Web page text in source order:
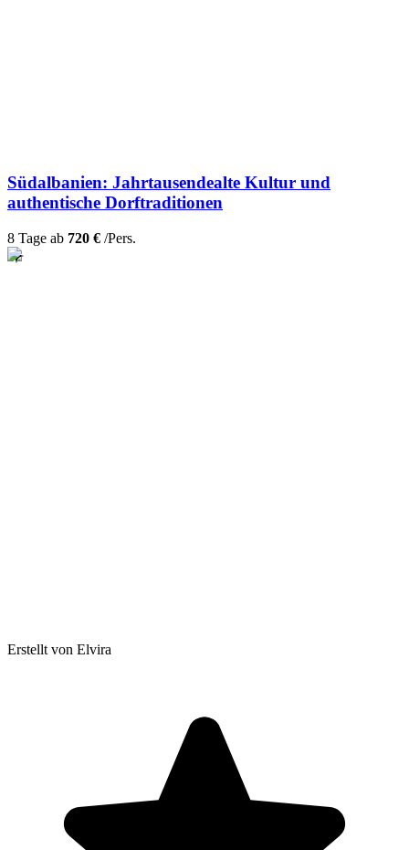
Südalbanien: Jahrtausendealte Kultur und
authentische Dorftraditionen
8 Tage ab 720 € /Pers.
Erstellt von Elvira